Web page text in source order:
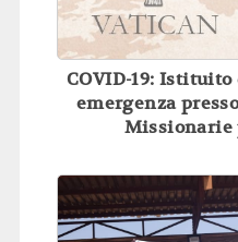
COVID-19: Istituito
emergenza
Missionarie